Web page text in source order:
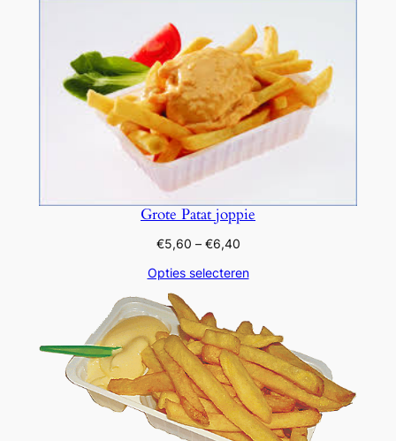
Grote Patat joppie
€5,60 – €6,40Prijsklasse:
tot
Opties selecteren